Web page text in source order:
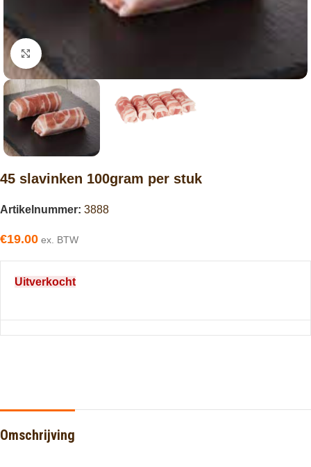
Click to enlarge
45 slavinken 100gram per stuk
Artikelnummer: 3888
€19.00 ex. BTW
Uitverkocht
Omschrijving